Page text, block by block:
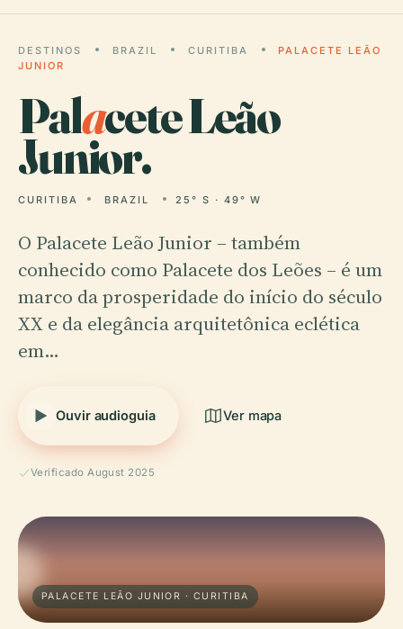
DESTINOS BRAZIL CURITIBA
PALACETE LEÃO
JUNIOR
Palacete Leão
Junior.
CURITIBA BRAZIL 25° S · 49° W
O Palacete Leão Junior – também
conhecido como Palacete dos Leões – é um
marco da prosperidade do início do século
XX e da elegância arquitetônica eclética
em…
Ouvir audioguia Ver mapa
Verificado August 2025
PALACETE LEÃO JUNIOR · CURITIBA